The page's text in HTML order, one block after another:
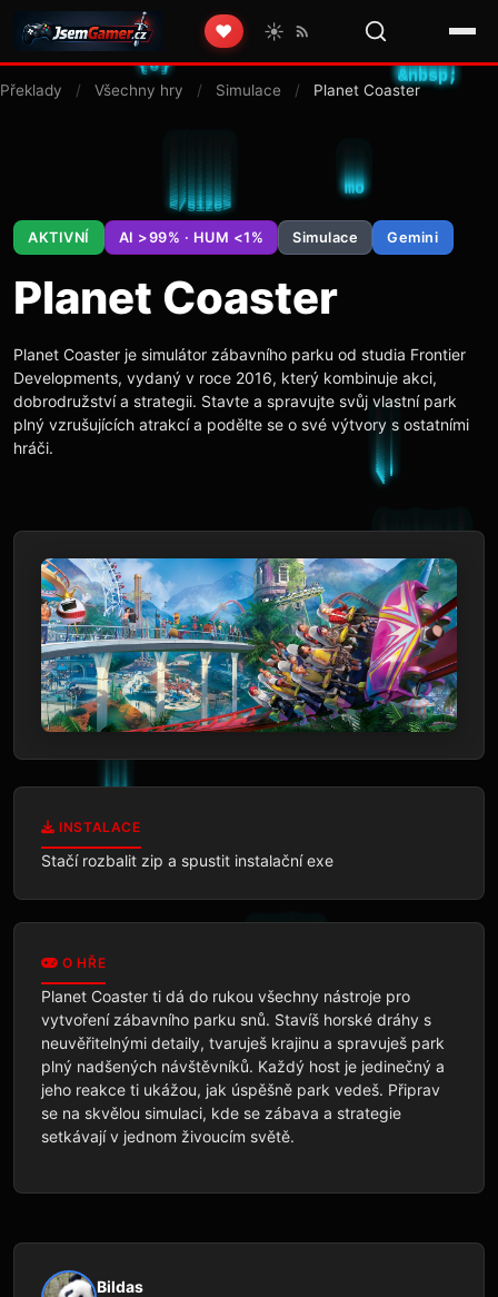
❤️ ☀️
Překlady / Všechny hry / Simulace / Planet Coaster
AKTIVNÍ AI >99% · HUM <1% Simulace Gemini
Planet Coaster
Planet Coaster je simulátor zábavního parku od studia Frontier
Developments, vydaný v roce 2016, který kombinuje akci,
dobrodružství a strategii. Stavte a spravujte svůj vlastní park
plný vzrušujících atrakcí a podělte se o své výtvory s ostatními
hráči.
INSTALACE
Stačí rozbalit zip a spustit instalační exe
O HŘE
Planet Coaster ti dá do rukou všechny nástroje pro
vytvoření zábavního parku snů. Stavíš horské dráhy s
neuvěřitelnými detaily, tvaruješ krajinu a spravuješ park
plný nadšených návštěvníků. Každý host je jedinečný a
jeho reakce ti ukážou, jak úspěšně park vedeš. Připrav
se na skvělou simulaci, kde se zábava a strategie
setkávají v jednom živoucím světě.
Bildas